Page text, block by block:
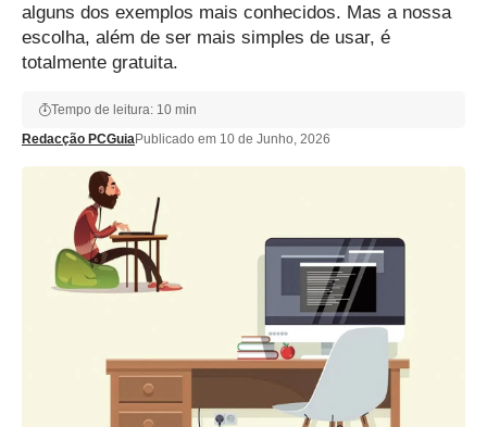
alguns dos exemplos mais conhecidos. Mas a nossa
escolha, além de ser mais simples de usar, é
totalmente gratuita.
Redacção PCGuiaPublicado em 10 de Junho, 2026
Tempo de leitura: 10 min